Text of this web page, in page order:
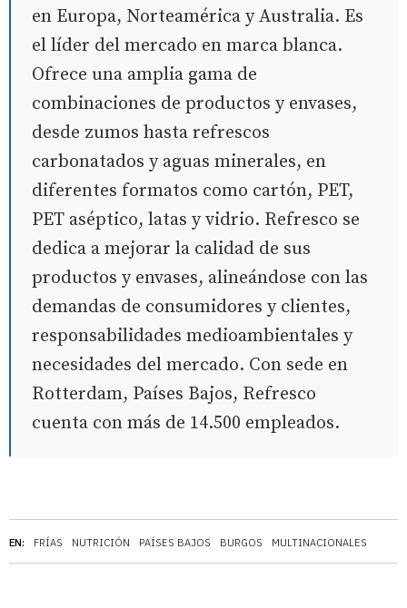
EN: FRÍAS NUTRICIÓN PAÍSES BAJOS BURGOS MULTINACIONALES
en Europa, Norteamérica y Australia. Es
el líder del mercado en marca blanca.
Ofrece una amplia gama de
combinaciones de productos y envases,
desde zumos hasta refrescos
carbonatados y aguas minerales, en
diferentes formatos como cartón, PET,
PET aséptico, latas y vidrio. Refresco se
dedica a mejorar la calidad de sus
productos y envases, alineándose con las
demandas de consumidores y clientes,
responsabilidades medioambientales y
necesidades del mercado. Con sede en
Rotterdam, Países Bajos, Refresco
cuenta con más de 14.500 empleados.